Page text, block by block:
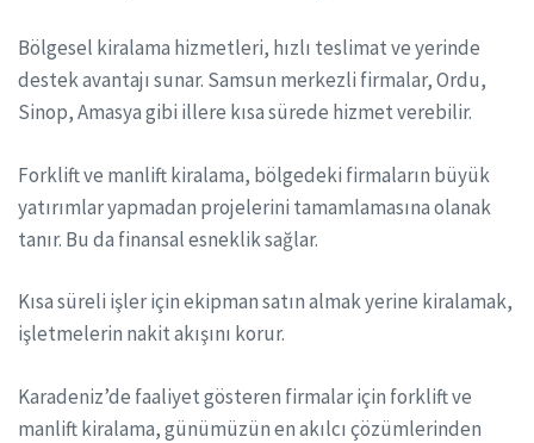
Bölgesel kiralama hizmetleri, hızlı teslimat ve yerinde
destek avantajı sunar. Samsun merkezli firmalar, Ordu,
Sinop, Amasya gibi illere kısa sürede hizmet verebilir.
Forklift ve manlift kiralama, bölgedeki firmaların büyük
yatırımlar yapmadan projelerini tamamlamasına olanak
tanır. Bu da finansal esneklik sağlar.
Kısa süreli işler için ekipman satın almak yerine kiralamak,
işletmelerin nakit akışını korur.
Karadeniz’de faaliyet gösteren firmalar için forklift ve
manlift kiralama, günümüzün en akılcı çözümlerinden